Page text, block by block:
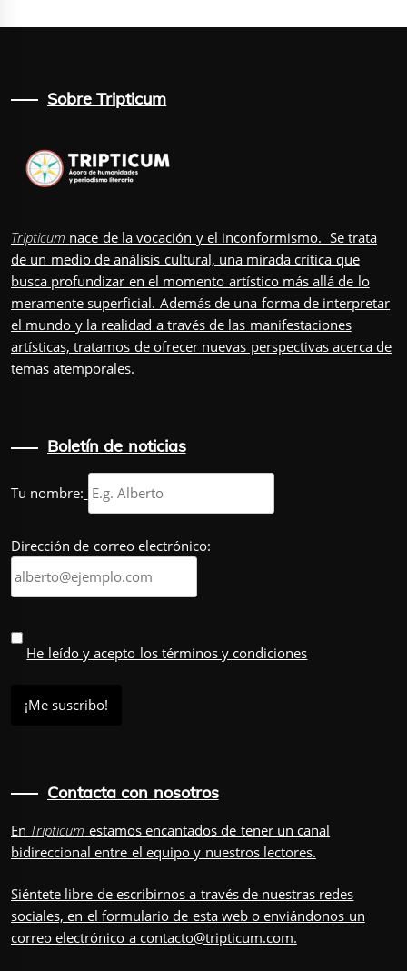
Sobre Tripticum
Tripticum nace de la vocación y el inconformismo. Se trata
de un medio de análisis cultural, una mirada crítica que
busca profundizar en el momento artístico más allá de lo
meramente superficial. Además de una forma de interpretar
el mundo y la realidad a través de las manifestaciones
artísticas, tratamos de ofrecer nuevas perspectivas acerca de
temas atemporales.
Boletín de noticias
Tu nombre:
Dirección de correo electrónico:
He leído y acepto los términos y condiciones
Contacta con nosotros
En Tripticum estamos encantados de tener un canal
bidireccional entre el equipo y nuestros lectores.
Siéntete libre de escribirnos a través de nuestras redes
sociales, en el formulariode esta web o enviándonos un
correo electrónico a contacto@tripticum.com.